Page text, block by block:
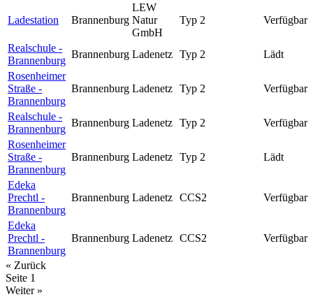
Ladestation Brannenburg
LEW
Natur
GmbH
Typ 2 Verfügbar
Realschule -
Brannenburg
Brannenburg Ladenetz Typ 2
Lädt
Rosenheimer
Straße -
Brannenburg
Brannenburg Ladenetz Typ 2 Verfügbar
Realschule -
Brannenburg
Brannenburg Ladenetz Typ 2
Verfügbar
Rosenheimer
Straße -
Brannenburg
Brannenburg Ladenetz Typ 2 Lädt
Edeka
Prechtl -
Brannenburg
Brannenburg Ladenetz CCS2 Verfügbar
Edeka
Prechtl -
Brannenburg
Brannenburg Ladenetz CCS2 Verfügbar
« Zurück
Seite 1
Weiter »